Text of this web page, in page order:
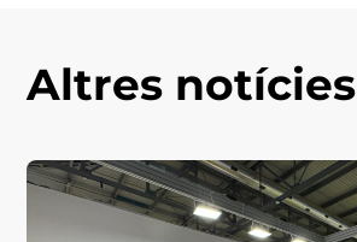
Altres notícies